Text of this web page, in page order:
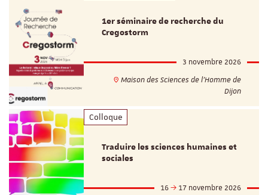
1er séminaire de recherche du
Cregostorm
3 novembre 2026
Maison des Sciences de l'Homme de
Dijon
Colloque
Traduire les sciences humaines et
sociales
16
17 novembre 2026